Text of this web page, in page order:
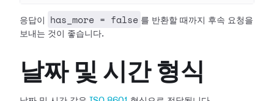
응답이 has_more = false 를 반환할 때까지 후속 요청을
보내는 것이 좋습니다.
날짜 및 시간 형식